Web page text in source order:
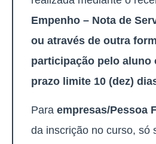
Empenho – Nota de
ou através de outra
participação pelo aluno
prazo limite 10 (dez)
Para empresas/Pessoa
da inscrição no curso, só